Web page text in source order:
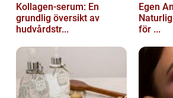
Kollagen-serum: En
grundlig översikt av
hudvårdstr...
Egen
för ...